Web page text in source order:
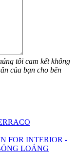
tôi cam kết không
của bạn cho bên